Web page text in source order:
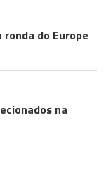
do Europe
na